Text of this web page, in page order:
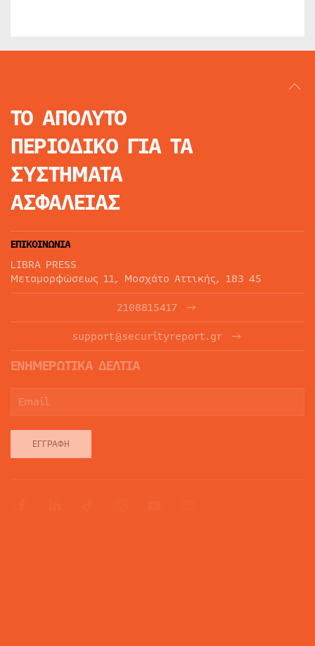
ΤΟ ΑΠΟΛΥΤΟ
ΠΕΡΙΟΔΙΚΟ ΓΙΑ ΤΑ
ΣΥΣΤΗΜΑΤΑ
ΑΣΦΑΛΕΙΑΣ
ΕΠΙΚΟΙΝΩΝΙΑ
LIBRA PRESS
Μεταμορφώσεως 11, Μοσχάτο Αττικής, 183 45
2108815417
support@securityreport.gr
ΕΝΗΜΕΡΩΤΙΚΑ ΔΕΛΤΙΑ
ΕΓΓΡΑΦΉ